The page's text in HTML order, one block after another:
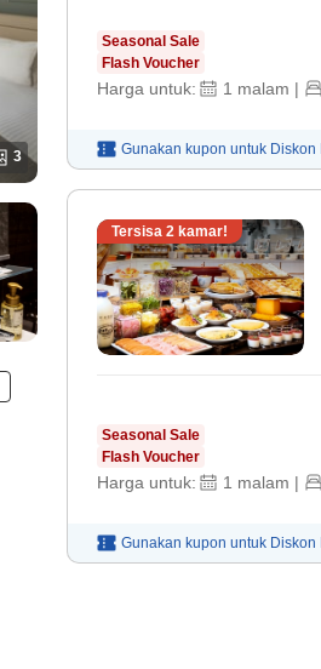
3
Seasonal Sale
Flash Voucher
Harga untuk: 1 malam |
Gunakan kupon untuk Diskon
Tersisa 2 kamar!
Seasonal Sale
Flash Voucher
Harga untuk: 1 malam |
Gunakan kupon untuk Diskon